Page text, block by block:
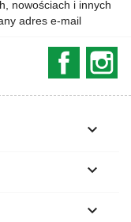
nowościach i innych
adres e-mail


